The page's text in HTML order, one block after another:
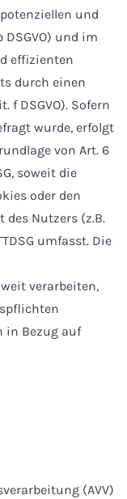
und
DSGVO) und im
effizienten
durch einen
f DSGVO). Sofern
wurde, erfolgt
von Art. 6
soweit die
oder den
Nutzers (z.B.
umfasst. Die
verarbeiten,
in Bezug auf
(AVV)